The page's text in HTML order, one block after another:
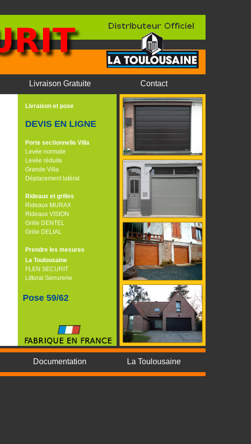
Livraison Gratuite Contact
Livraison et pose
DEVIS EN LIGNE
Porte sectionnelle Villa
Levée normale
Levée réduite
Grande Villa
Déplacement latéral
Rideaux et grilles
Rideaux MURAX
Rideaux VISION
Grille DENTEL
Grille DELIAL
Prendre les mesures
La Toulousaine
FLEN SECURIT
Littoral Serrurerie
Pose 59/62
Documentation La Toulousaine